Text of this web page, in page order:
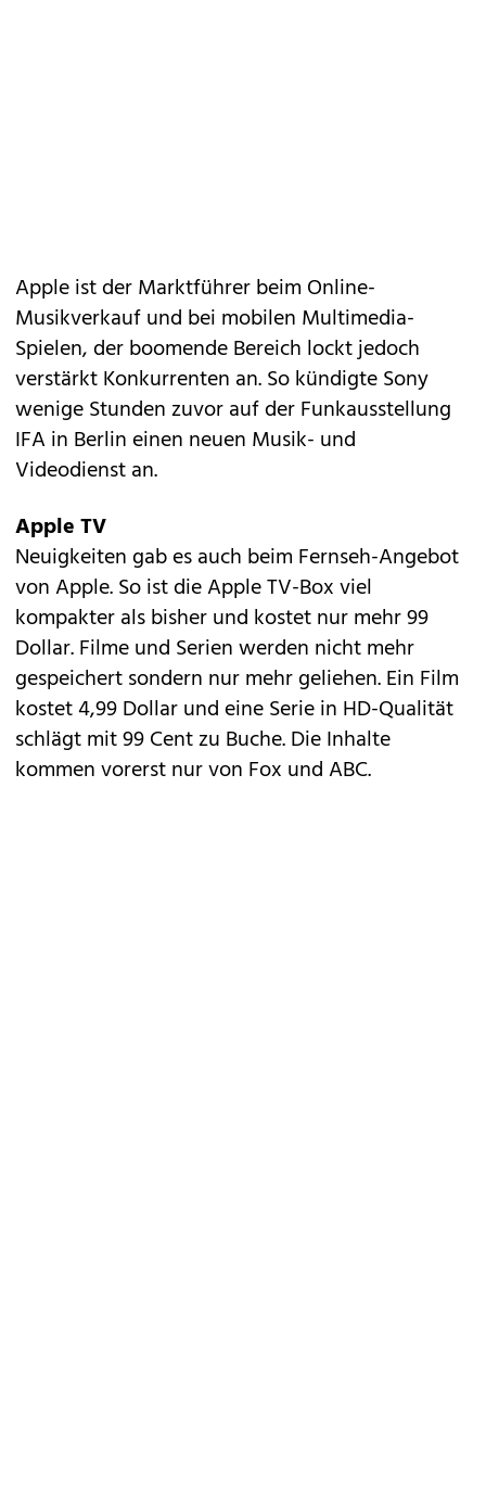
Apple ist der Marktführer beim Online-
Musikverkauf und bei mobilen Multimedia-
Spielen, der boomende Bereich lockt jedoch
verstärkt Konkurrenten an. So kündigte Sony
wenige Stunden zuvor auf der Funkausstellung
IFA in Berlin einen neuen Musik- und
Videodienstan.
Apple TV
Neuigkeiten gab es auch beim Fernseh-Angebot
von Apple. So ist die Apple TV-Box viel
kompakter als bisher und kostet nur mehr 99
Dollar. Filme und Serien werden nicht mehr
gespeichert sondern nur mehr geliehen. Ein Film
kostet 4,99 Dollar und eine Serie in HD-Qualität
schlägt mit 99 Cent zu Buche. Die Inhalte
kommen vorerst nur von Fox und ABC.